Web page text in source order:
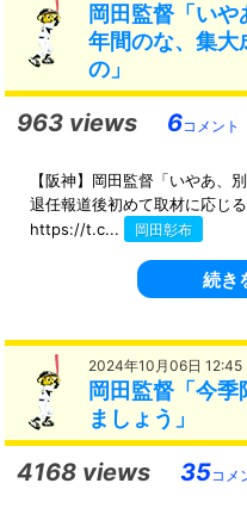
岡田監督「い
年間のな、集大
の」
963 views 6コメント
【阪神】岡田監督「いやあ、
退任報道後初めて取材に応じ
https://t.c...
岡田彰布
続き
2024年10月06日 12:45
岡田監督「今
ましょう」
4168 views 35コメ